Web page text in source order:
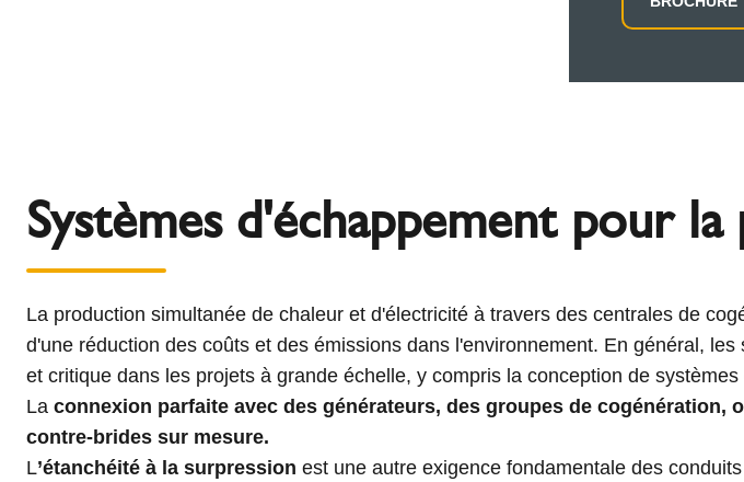
Systèmes d'échappement pour
La production simultanée de chaleur et d'électricité à travers des centrales de
d'une réduction des coûts et des émissions dans l'environnement. En général,
et critique dans les projets à grande échelle, y compris la conception de
La connexion parfaite avec des générateurs, des groupes de cogénération,
contre-brides sur mesure.
L’étanchéité à la surpression est une autre exigence fondamentale des